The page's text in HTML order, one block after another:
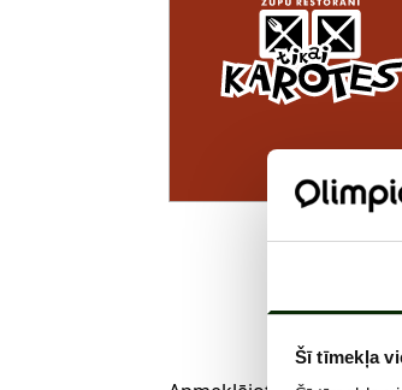
Šī tīmekļa